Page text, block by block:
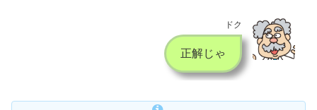
ドク
正解じゃ